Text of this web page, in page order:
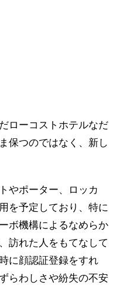
ローコストホテルなだ
保つのではなく、新し
やポーター、ロッカ
を予定しており、特に
ボ機構によるなめらか
訪れた人をもてなして
に顔認証登録をすれ
らわしさや紛失の不安